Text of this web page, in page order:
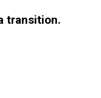
transition.